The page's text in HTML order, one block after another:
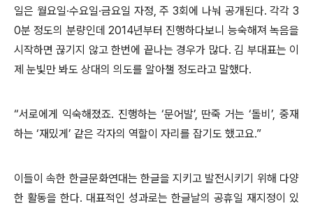
일은 월요일·수요일·금요일 자정, 주 3회에 나눠 공개된다. 각각 3
0분 정도의 분량인데 2014년부터 진행하다보니 능숙해져 녹음을
시작하면 끊기지 않고 한번에 끝나는 경우가 많다. 김 부대표는 이
제 눈빛만 봐도 상대의 의도를 알아챌 정도라고 말했다.
“서로에게 익숙해졌죠. 진행하는 ‘문어발’, 딴죽 거는 ‘돌비’, 중재
하는 ‘재밌게’ 같은 각자의 역할이 자리를 잡기도 했고요.”
이들이 속한 한글문화연대는 한글을 지키고 발전시키기 위해 다양
한 활동을 한다. 대표적인 성과로는 한글날의 공휴일 재지정이 있